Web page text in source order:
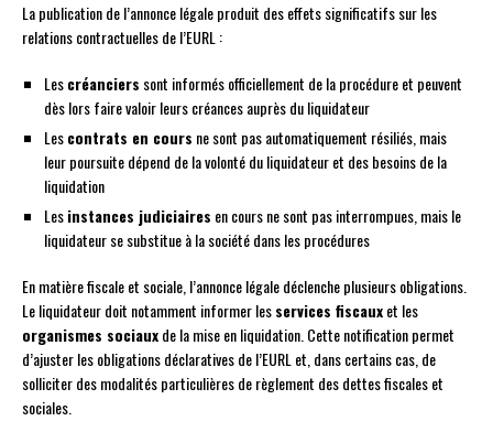
La publication de l’annonce légale produit des effets significatifs sur les
relations contractuelles de l’EURL :
Lescréanciers sont informés officiellement de la procédure et peuvent
dès lors faire valoir leurs créances auprès du liquidateur
Lescontrats en cours ne sont pas automatiquement résiliés, mais
leur poursuite dépend de la volonté du liquidateur et des besoins de la
liquidation
Lesinstances judiciaires en cours ne sont pas interrompues, mais le
liquidateur se substitue à la société dans les procédures
En matière fiscale et sociale, l’annonce légale déclenche plusieurs obligations.
Le liquidateur doit notamment informer lesservices fiscauxet les
organismes sociauxde la mise en liquidation. Cette notification permet
d’ajuster les obligations déclaratives de l’EURL et, dans certains cas, de
solliciter des modalités particulières de règlement des dettes fiscales et
sociales.